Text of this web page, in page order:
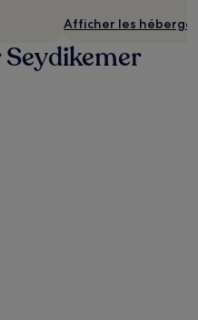
Afficher les